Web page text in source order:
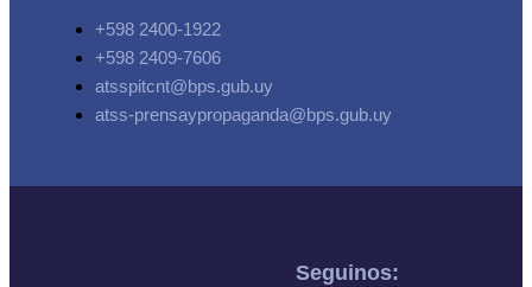
+598 2400-1922
+598 2409-7606
atsspitcnt@bps.gub.uy
atss-prensaypropaganda@bps.gub.uy
Seguinos: